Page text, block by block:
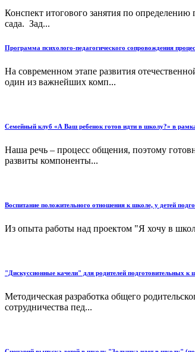
Конспект итогового занятия по
сада. Зад...
Программа психолого-педагогического сопровождения
На современном этапе развития
один из важнейших комп...
Семейный клуб «А Ваш ребенок готов идти в школу?» в
Наша речь – процесс общения, поэтому
развиты компоненты...
Воспитание положительного отношения к школе, у детей
Из опыта работы над проектом "Я хочу в
"Дискуссионные качели" для родителей подготовительных
Методическая разработка общего
сотрудничества пед...